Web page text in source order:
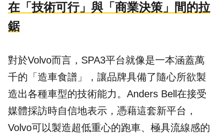
在「技術可行」與「商業決策」間的拉
鋸
對於Volvo而言，SPA3平台就像是一本涵蓋萬
千的「造車食譜」，讓品牌具備了隨心所欲製
造出各種車型的技術能力。Anders Bell在接受
媒體採訪時自信地表示，憑藉這套新平台，
Volvo可以製造超低重心的跑車、極具流線感的